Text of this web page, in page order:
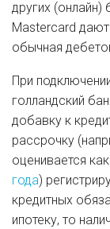
других (онлайн)
Mastercard
обычная
При
голландский
добавку к
рассрочку
оценивается
года)
кредитных
ипотеку, то